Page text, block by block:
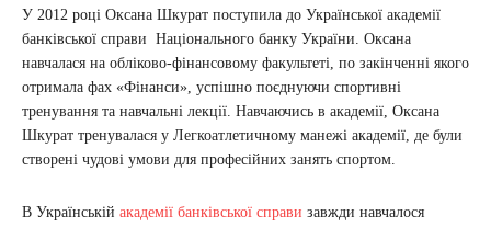
У 2012 році Оксана Шкурат поступила до Української академії
банківської справи Національного банку України. Оксана
навчалася на обліково-фінансовому факультеті, по закінченні якого
отримала фах «Фінанси», успішно поєднуючи спортивні
тренування та навчальні лекції. Навчаючись в академії, Оксана
Шкурат тренувалася у Легкоатлетичному манежі академії, де були
створені чудові умови для професійних занять спортом.
В Українській академії банківської справи завжди навчалося